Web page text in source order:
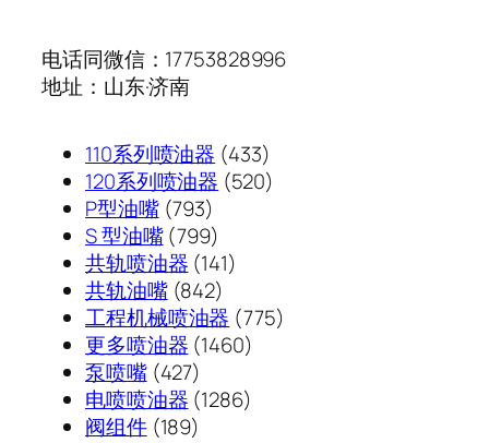
电话同微信：17753828996
地址：山东·济南
110系列喷油器 433433
个
120系列喷油器 520520
P型油嘴 793793
个
产
品
S 型油嘴 799799
个
产
品
共轨喷油器 141141
产
品
共轨油嘴 842842
个
产
工程机械喷油器 775775
更多喷油器 14601460
产
泵喷嘴 427427
个
产
电喷喷油器 12861286
阀组件 189189